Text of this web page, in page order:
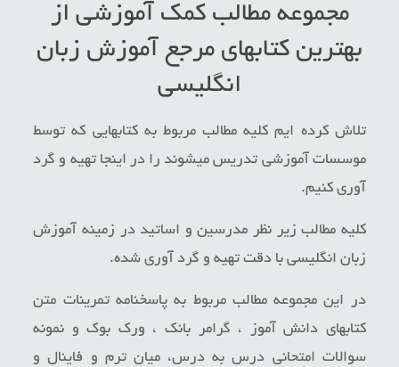
مجموعه مطالب کمک آموزشی از
بهترین کتابهای مرجع آموزش زبان
انگلیسی
تلاش کرده ایم کلیه مطالب مربوط به کتابهایی که توسط
موسسات آموزشی تدریس میشوند را در اینجا تهیه و گرد
آوری کنیم.
کلیه مطالب زیر نظر مدرسین و اساتید در زمینه آموزش
زبان انگلیسی با دقت تهیه و گرد آوری شده.
در این مجموعه مطالب مربوط به پاسخنامه تمرینات متن
کتابهای دانش آموز ، گرامر بانک ، ورک بوک و نمونه
سوالات امتحانی درس به درس، میان ترم و فاینال و